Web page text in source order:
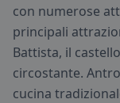
con numerose
principali
Battista, il
circostante.
cucina